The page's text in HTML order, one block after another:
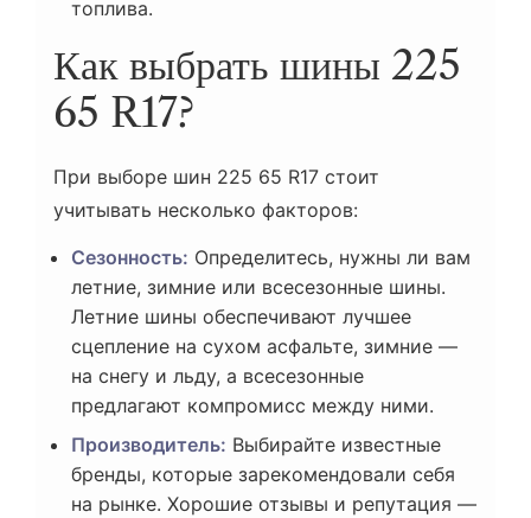
топлива.
Как выбрать шины 225
65 R17?
При выборе шин 225 65 R17 стоит
учитывать несколько факторов:
Сезонность: Определитесь, нужны ли вам
летние, зимние или всесезонные шины.
Летние шины обеспечивают лучшее
сцепление на сухом асфальте, зимние —
на снегу и льду, а всесезонные
предлагают компромисс между ними.
Производитель: Выбирайте известные
бренды, которые зарекомендовали себя
на рынке. Хорошие отзывы и репутация —